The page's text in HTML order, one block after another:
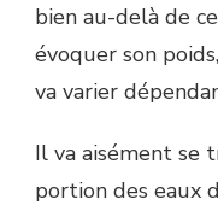
bien au-delà de
évoquer son
va varier
Il va aisément se
portion des eaux